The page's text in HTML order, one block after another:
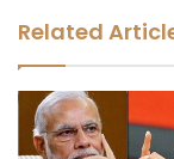
Related